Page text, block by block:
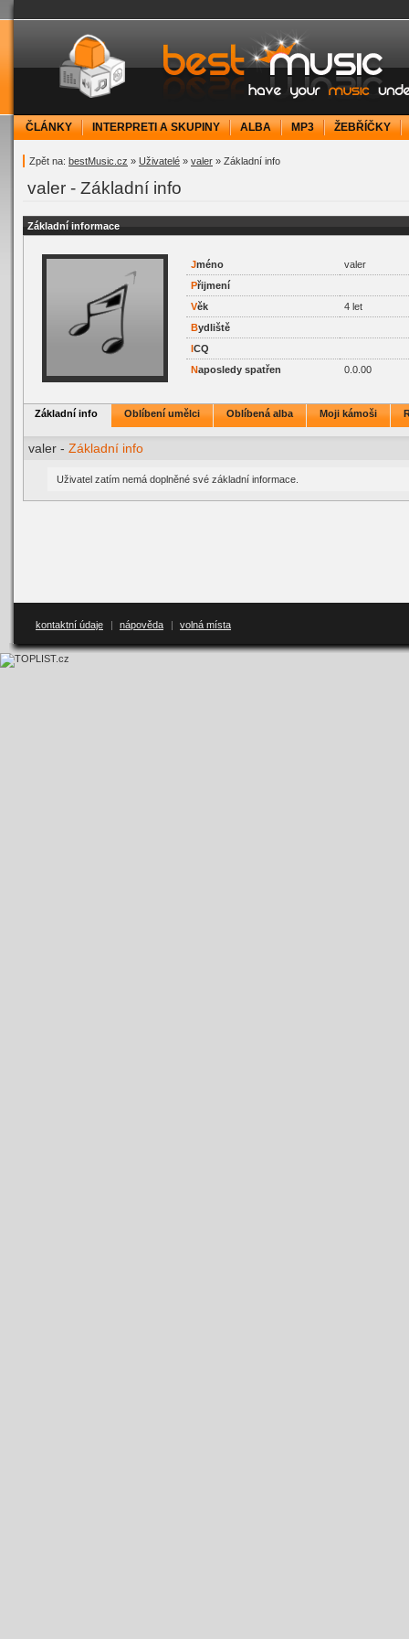
bestMusic.cz - Have your music under
ČLÁNKY INTERPRETI A SKUPINY ALBA MP3 ŽEBŘÍČKY
Zpět na: bestMusic.cz » Uživatelé » valer » Základní info
valer - Základní info
Základní informace
Jméno
valer
Přijmení
Věk
4 let
Bydliště
ICQ
Naposledy spatřen 0.0.00
Základní info Oblíbení umělci Oblíbená alba Moji kámoši
valer - Základní info
Uživatel zatím nemá doplněné své základní informace.
kontaktní údaje | nápověda | volná místa